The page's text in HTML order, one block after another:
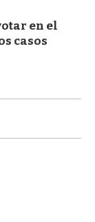
en el
casos